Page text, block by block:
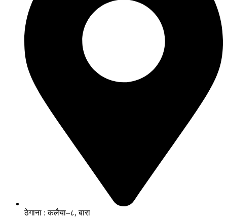
ठेगाना : कलैया–८, बारा